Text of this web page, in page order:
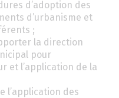
d’adoption des
d’urbanisme et
;
la direction
pour
et l’application de la
l’application des